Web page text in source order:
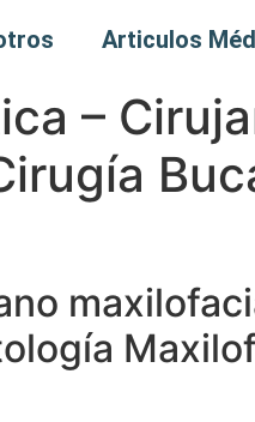
Articulos
–